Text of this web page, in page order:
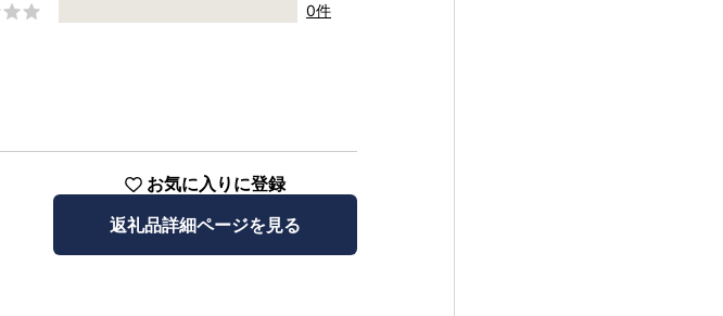
0件
お気に入りに登録
返礼品詳細ページを見る